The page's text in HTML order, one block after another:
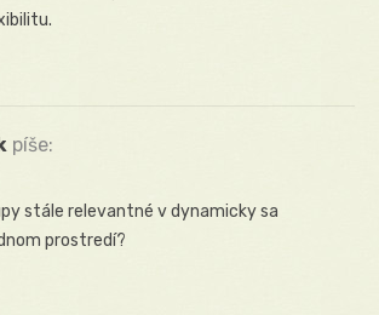
píše:
stále relevantné v dynamicky sa
prostredí?